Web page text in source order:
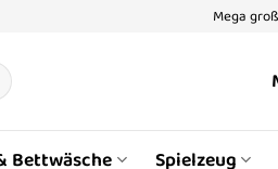
Mega
Bettwäsche Spielzeug